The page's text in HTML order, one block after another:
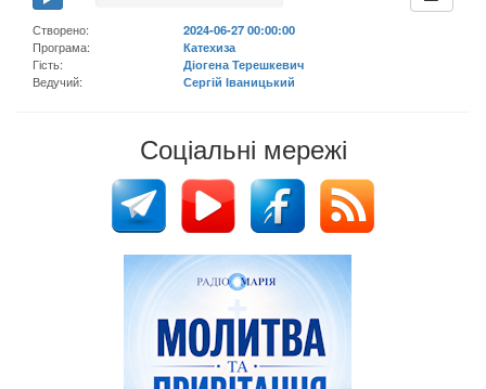
Створено:
2024-06-27 00:00:00
Програма:
Катехиза
Гість:
Діогена Терешкевич
Ведучий:
Сергій Іваницький
Соціальні мережі